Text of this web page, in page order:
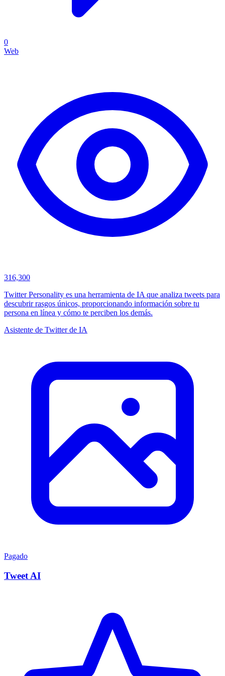
0
Web
316,300
Twitter Personality es una herramienta de IA que analiza tweets para
descubrir rasgos únicos, proporcionando información sobre tu
persona en línea y cómo te perciben los demás.
Asistente de Twitter de IA
Pagado
Tweet AI